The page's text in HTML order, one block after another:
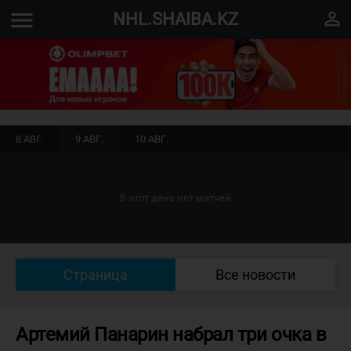
menu NHL.SHAIBA.KZ perm_identity
8 АВГ. 9 АВГ. 10 АВГ.
В этот день нет матчей
Страница Все новости
Артемий Панарин набрал три очка в